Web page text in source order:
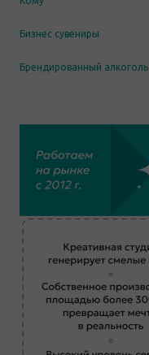
Бизнес сувениры
Брендированный алкоголь